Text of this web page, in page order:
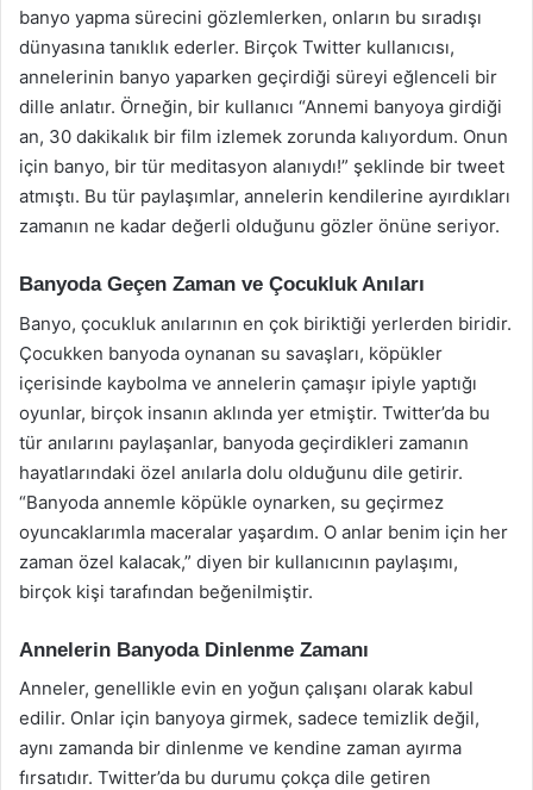
banyo yapma sürecini gözlemlerken, onların bu sıradışı
dünyasına tanıklık ederler. Birçok Twitter kullanıcısı,
annelerinin banyo yaparken geçirdiği süreyi eğlenceli bir
dille anlatır. Örneğin, bir kullanıcı “Annemi banyoya girdiği
an, 30 dakikalık bir film izlemek zorunda kalıyordum. Onun
için banyo, bir tür meditasyon alanıydı!” şeklinde bir tweet
atmıştı. Bu tür paylaşımlar, annelerin kendilerine ayırdıkları
zamanın ne kadar değerli olduğunu gözler önüne seriyor.
Banyoda Geçen Zaman ve Çocukluk Anıları
Banyo, çocukluk anılarının en çok biriktiği yerlerden biridir.
Çocukken banyoda oynanan su savaşları, köpükler
içerisinde kaybolma ve annelerin çamaşır ipiyle yaptığı
oyunlar, birçok insanın aklında yer etmiştir. Twitter’da bu
tür anılarını paylaşanlar, banyoda geçirdikleri zamanın
hayatlarındaki özel anılarla dolu olduğunu dile getirir.
“Banyoda annemle köpükle oynarken, su geçirmez
oyuncaklarımla maceralar yaşardım. O anlar benim için her
zaman özel kalacak,” diyen bir kullanıcının paylaşımı,
birçok kişi tarafından beğenilmiştir.
Annelerin Banyoda Dinlenme Zamanı
Anneler, genellikle evin en yoğun çalışanı olarak kabul
edilir. Onlar için banyoya girmek, sadece temizlik değil,
aynı zamanda bir dinlenme ve kendine zaman ayırma
fırsatıdır. Twitter’da bu durumu çokça dile getiren